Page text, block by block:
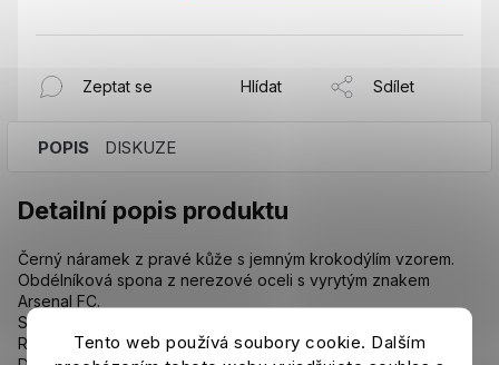
Tento web používá soubory cookie. Dalším
Zeptat se Hlídat Sdílet
POPIS DISKUZE
Detailní popis produktu
Černý náramek z pravé kůže s jemným krokodýlím vzorem.
Obdélníková spona z nerezové oceli s vyrytým znakem
Arsenal FC.
S posuvnou sponou z nerezové oceli.
Rozměr: 21,5 cm x 1,5 cm.